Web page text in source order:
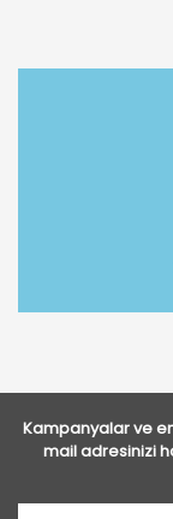
Kampanyalar ve
mail adresinizi